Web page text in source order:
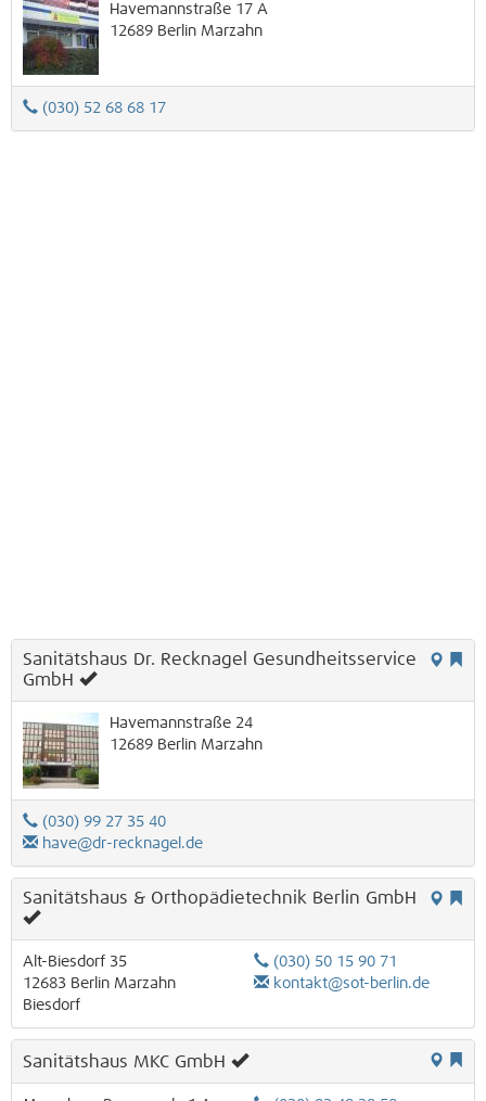
Havemannstraße 17 A
12689 Berlin Marzahn
(030) 52 68 68 17
Sanitätshaus Dr. Recknagel Gesundheitsservice
GmbH
Havemannstraße 24
12689 Berlin Marzahn
(030) 99 27 35 40
have@dr-recknagel.de
Sanitätshaus & Orthopädietechnik Berlin GmbH
Alt-Biesdorf 35
12683 Berlin Marzahn
Biesdorf
(030) 50 15 90 71
kontakt@sot-berlin.de
Sanitätshaus MKC GmbH